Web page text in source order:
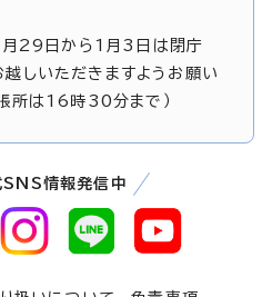
月29日から1月3日は閉庁
しいただきますようお願い
張所は16時30分まで）
SNS情報発信中